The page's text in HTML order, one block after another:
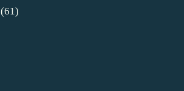
(61)